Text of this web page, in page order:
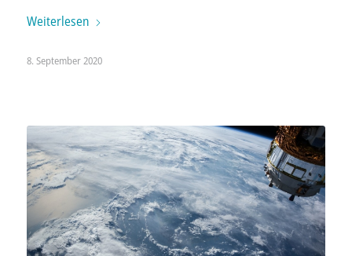
Weiterlesen
8. September 2020